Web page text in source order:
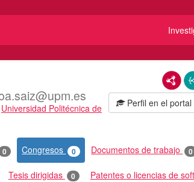
Perfil en el
Universidad Politécnica de
0 Congresos 0 Documentos de trabajo 0
Tesis dirigidas 0 Patentes o licencias de